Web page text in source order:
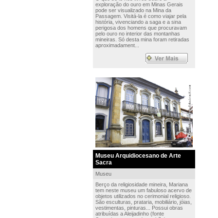
exploração do ouro em Minas Gerais
pode ser visualizado na Mina da
Passagem. Visitá-la é como viajar pela
história, vivenciando a saga e a sina
perigosa dos homens que procuravam
pelo ouro no interior das montanhas
mineiras. Só desta mina foram retiradas
aproximadament...
Museu Arquidiocesano de Arte
Sacra
Museu
Berço da religiosidade mineira, Mariana
tem neste museu um fabuloso acervo de
objetos utilizados no cerimonial religioso.
São esculturas, prataria, mobiliário, jóias,
vestimentas, pinturas... Possui obras
atribuídas a Aleijadinho (fonte